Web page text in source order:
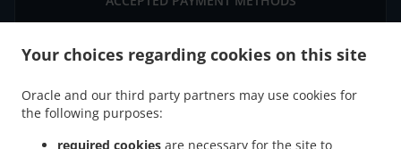
Your choices regarding cookies on this site
Oracle and our third party partners may use cookies for
the following purposes:
required cookies are necessary for the site to